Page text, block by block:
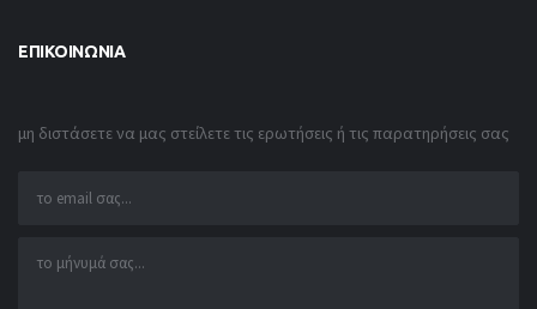
ΕΠΙΚΟΙΝΩΝΊΑ
μη διστάσετε να μας στείλετε τις ερωτήσεις ή τις παρατηρήσεις σας